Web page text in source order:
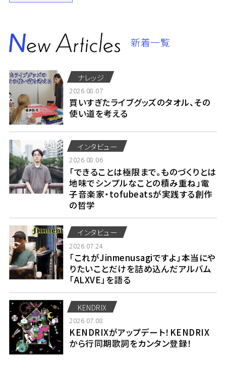
新着一覧
ナレッジ
2026.08.07
買いすぎたライブグッズのタオル、その
使い道を考える
インタビュー
2026.08.06
「できることは極限まで。ものづくりとは
地味でシンプルなことの積み重ね」電
子音楽家・tofubeatsが実践する創作
の哲学
インタビュー
2026.07.24
「これがJinmenusagiですよ」本当にや
りたいことだけを詰め込んだアルバム
「ALXVE」を語る
KENDRIX
2026.07.08
KENDRIXがアップデート！KENDRIX
から行同期歌詞をカンタン登録！